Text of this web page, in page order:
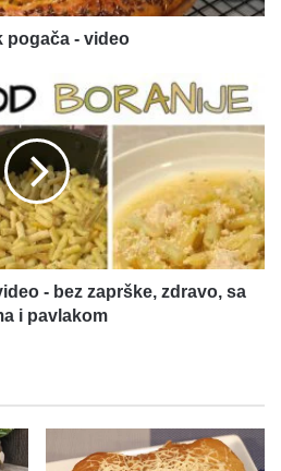
pogača - video
- bez zaprške, zdravo, sa
i pavlakom